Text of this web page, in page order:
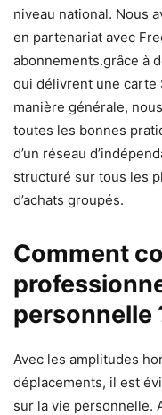
niveau national. Nous
en partenariat avec
abonnements.grâce à
qui délivrent une carte
manière générale,
toutes les bonnes
d’un réseau
structuré sur tous les
d’achats groupés.
Comment
personnelle
Avec les amplitudes
déplacements, il est
sur la vie personnelle.